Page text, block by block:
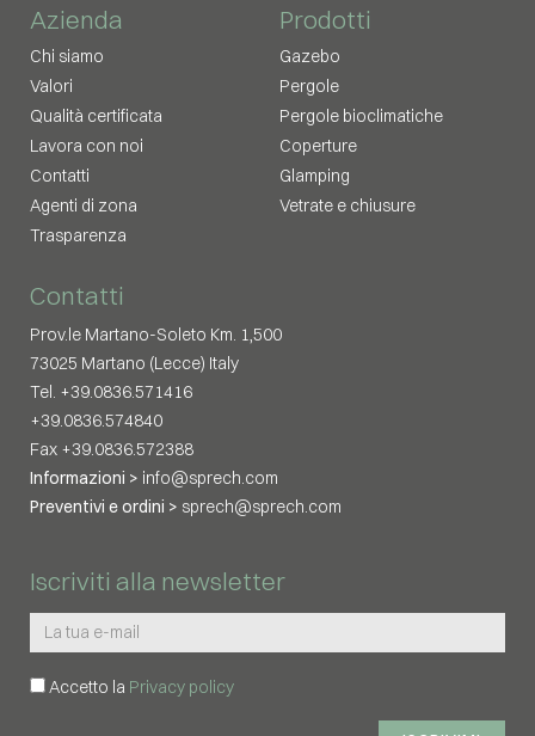
Azienda
Chi siamo
Valori
Qualità certificata
Lavora con noi
Contatti
Agenti di zona
Trasparenza
Prodotti
Gazebo
Pergole
Pergole bioclimatiche
Coperture
Glamping
Vetrate e chiusure
Contatti
Prov.le Martano-Soleto Km. 1,500
73025 Martano (Lecce) Italy
Tel. +39.0836.571416
+39.0836.574840
Fax +39.0836.572388
Informazioni > info@sprech.com
Preventivi e ordini > sprech@sprech.com
Iscriviti alla newsletter
Accetto la Privacy policy